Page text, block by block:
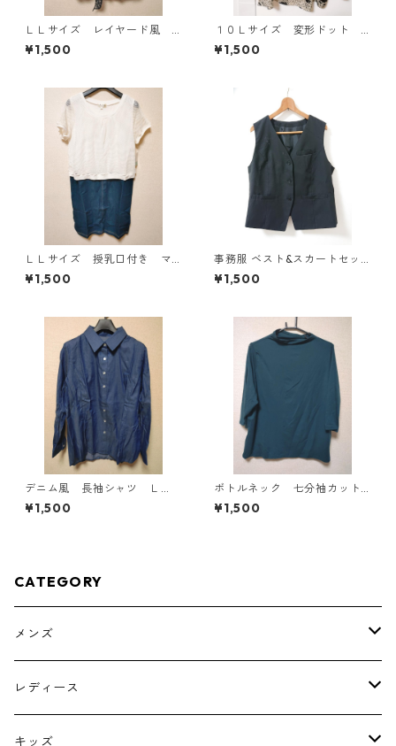
ＬＬサイズ レイヤード風
シフォンブラウス ブラッ
ク KAE-4786
¥1,500
１０Ｌサイズ 変形ドット
花柄 ボウタイブラウス オ
フホワイト KAE-4775
¥1,500
ＬＬサイズ 授乳口付き マ
タニティ ドッキングワンピ
ース ホワイト×ブルー KAE
¥1,500
事務服 ベスト&スカートセッ
ト 3L ブラック ◆KIY-1299◆
¥1,500
デニム風 長袖シャツ Ｌ
Ｌ ブルー KAE-4801
¥1,500
ボトルネック 七分袖カット
ソー ４Ｌ ティールグリー
ン KAE-4815
¥1,500
CATEGORY
メンズ
トップス
ボトムス
レディース
トップス
キッズ